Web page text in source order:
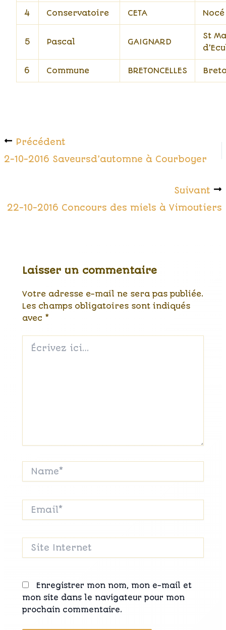
4 Conservatoire CETA Nocé
5 Pascal GAIGNARD
St
6 Commune BRETONCELLES
Précédent
2-10-2016 Saveursd’automne à Courboyer
Suivant
22-10-2016 Concours des miels à Vimoutiers
Laisser un commentaire
Votre adresse e-mail ne sera pas publiée.
Les champs obligatoires sont indiqués
avec *
ici…
Name*
Email*
Site
Internet
Enregistrer mon nom, mon e-mail et
mon site dans le navigateur pour mon
prochain commentaire.